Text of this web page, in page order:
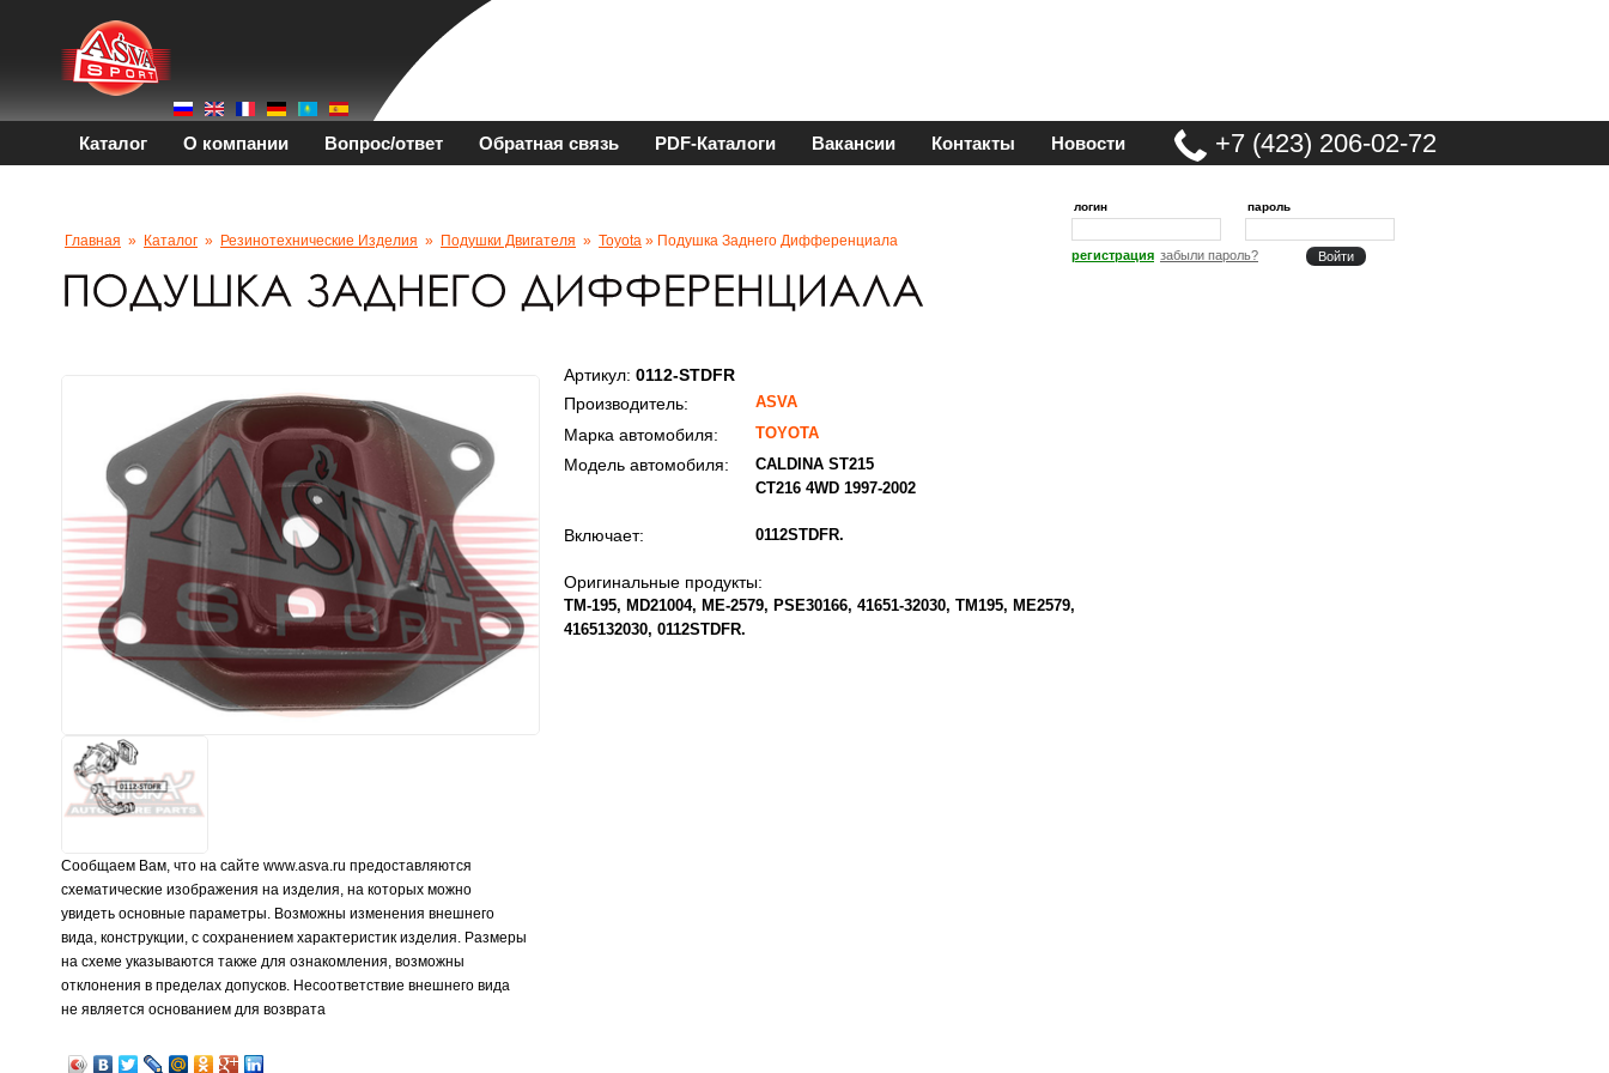
Каталог О компании Вопрос/ответ Обратная связь PDF-Каталоги Вакансии Контакты Новости +7 (423) 206-02-72
логин пароль
регистрация забыли пароль?
Главная » Каталог » Резинотехнические Изделия » Подушки Двигателя » Toyota » Подушка Заднего Дифференциала
Сообщаем Вам, что на сайте www.asva.ru предоставляются
схематические изображения на изделия, на которых можно
увидеть основные параметры. Возможны изменения внешнего
вида, конструкции, с сохранением характеристик изделия. Размеры
на схеме указываются также для ознакомления, возможны
отклонения в пределах допусков. Несоответствие внешнего вида
не является основанием для возврата
Артикул: 0112-STDFR
Производитель:
ASVA
Марка автомобиля: TOYOTA
Модель автомобиля:
CALDINA ST215
CT216 4WD 1997-2002
Включает: 0112STDFR
Оригинальные продукты:
TM-195 MD21004 ME-2579 PSE30166 41651-32030 TM195
ME2579
4165132030 0112STDFR